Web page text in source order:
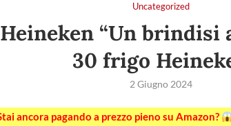
Uncategorized
“Un
30 frigo
2 Giugno 2024
ancora pagando a prezzo pieno su Amazon?